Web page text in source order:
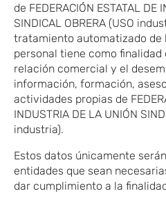
de FEDERACIÓN ESTATAL DE
SINDICAL OBRERA (USO
tratamiento automatizado de
personal tiene como
relación comercial y el
información, formación,
actividades propias de
INDUSTRIA DE LA UNIÓN
industria).
Estos datos únicamente
entidades que sean
dar cumplimiento a la